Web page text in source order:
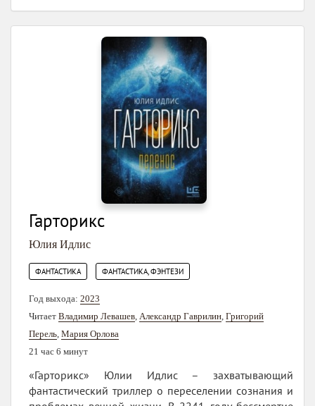
Гарторикс
Юлия Идлис
ФАНТАСТИКА ФАНТАСТИКА, ФЭНТЕЗИ
Год выхода: 2023
Читает Владимир Левашев Александр Гаврилин Григорий
Перель Мария Орлова
21 час 6 минут
«Гарторикс» Юлии Идлис – захватывающий
фантастический триллер о переселении сознания и